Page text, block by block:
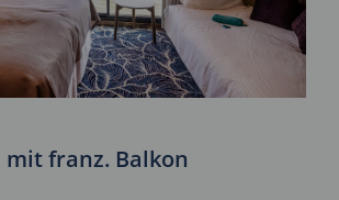
franz. Balkon